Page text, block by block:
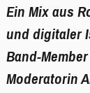
Ein Mix aus
und digitaler
Band-
Moderatorin